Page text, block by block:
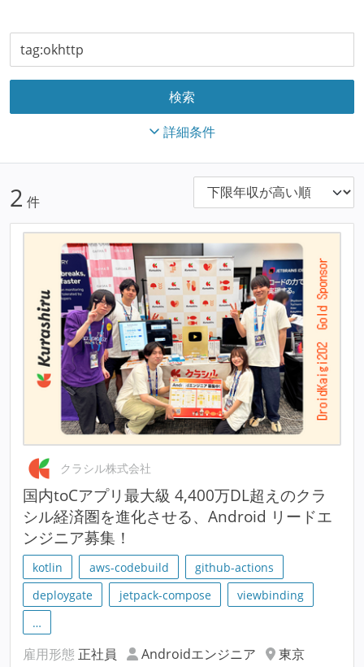
詳細条件
2 件
クラシル株式会社
国内toCアプリ最大級 4,400万DL超えのクラ
シル経済圏を進化させる、Android リードエ
ンジニア募集！
kotlin aws-codebuild
github-actions
deploygate
jetpack-compose
viewbinding
…
雇用形態 正社員 Androidエンジニア
東京